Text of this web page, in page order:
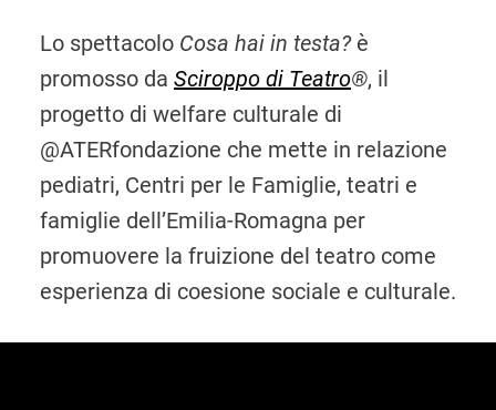
Lo spettacolo Cosa hai in testa? è
promosso da Sciroppo di Teatro®, il
progetto di welfare culturale di
@ATERfondazione che mette in relazione
pediatri, Centri per le Famiglie, teatri e
famiglie dell’Emilia-Romagna per
promuovere la fruizione del teatro come
esperienza di coesione sociale e culturale.